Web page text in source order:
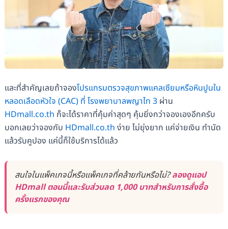
และที่สำคัญเลยถ้าจองโปรแกรมตรวจสุขภาพแคลเซียมหรือหินปูนใน
หลอดเลือดหัวใจ (CAC) ที่ โรงพยาบาลพญาไท 3ผ่าน
HDmall.co.th ก็จะได้ราคาที่คุ้มค่าสุดๆ คุ้มยิ่งกว่าจองเองอีกครับ
บอกเลยว่าจองกับ HDmall.co.th ง่าย ไม่ยุ่งยาก แค่จ่ายเงิน ทำนัด
แล้วรับคูปอง แค่นี้ก็ใช้บริการได้แล้ว
สนใจในแพ็คเกจนี้หรือแพ็คเกจที่คล้ายกันหรือไม่?ลองดูแอป
HDmall ตอนนี้และรับส่วนลด 1,000 บาทสำหรับการสั่งซื้อ
ครั้งแรกของคุณ